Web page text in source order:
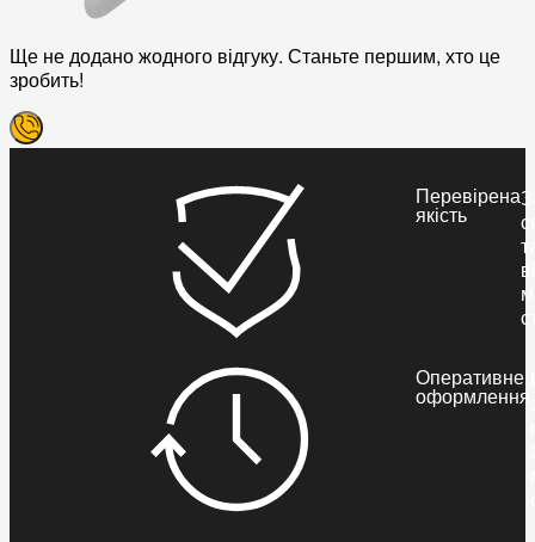
Ще не додано жодного відгуку. Станьте першим, хто це
зробить!
Перевірена
якість
Оперативне
оформлення